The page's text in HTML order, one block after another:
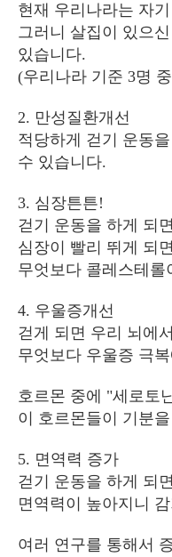
현재 우리나라는 자
그러니 살집이 있으
있습니다.
(우리나라 기준 3명 중
2. 만성질환개선
적당하게 걷기 운동
수 있습니다.
3. 심장튼튼!
걷기 운동을 하게 되
심장이 빨리 뛰게 되
무엇보다 콜레스테
4. 우울증개선
걷게 되면 우리 뇌에
무엇보다 우울증 극
호르몬 중에 "세로토
이 호르몬들이 기분
5. 면역력 증가
걷기 운동을 하게 되
면역력이 높아지니
여러 연구를 통해서